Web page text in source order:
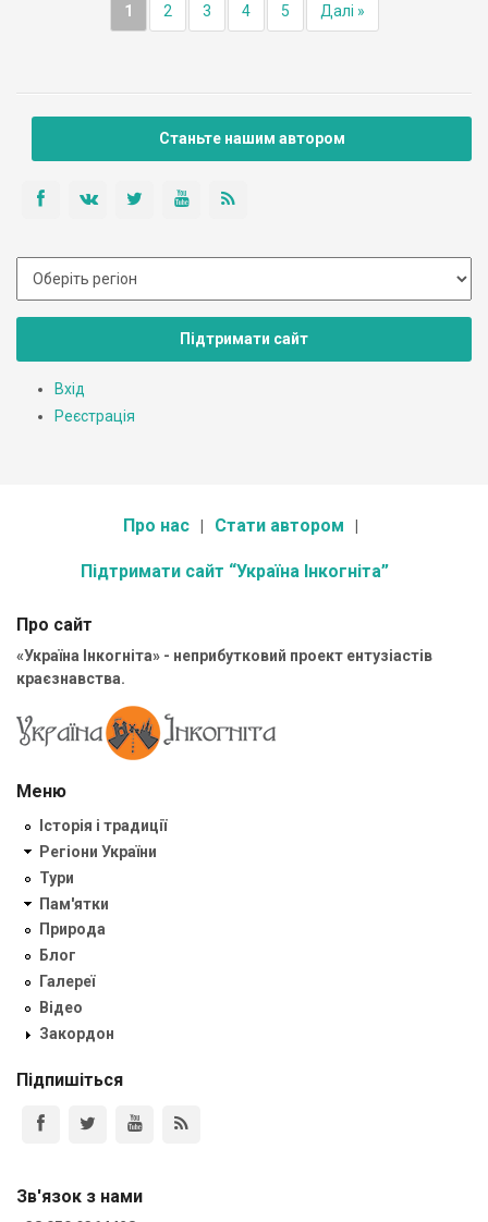
1 2 3 4 5 Далі »
Станьте нашим автором
Підтримати сайт
Вхід
Реєстрація
Про нас Стати автором
Підтримати сайт “Україна Інкогніта”
Про сайт
«Україна Інкогніта» - неприбутковий проект ентузіастів
краєзнавства.
Меню
Історія і традиції
Регіони України
Тури
Пам'ятки
Природа
Блог
Галереї
Відео
Закордон
Підпишіться
Зв'язок з нами